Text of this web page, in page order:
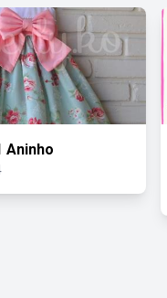
Aninho